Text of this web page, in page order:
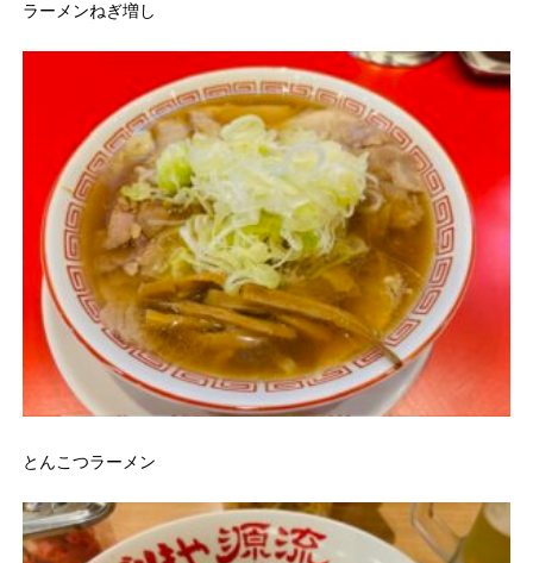
ラーメンねぎ増し
とんこつラーメン